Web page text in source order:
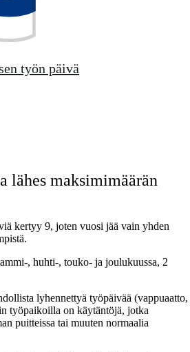
työn päivä
lähes maksimimäärän
kertyy 9, joten vuosi jää vain yhden
, huhti-, touko- ja joulukuussa, 2
lyhennettyä työpäivää (vappuaatto,
työpaikoilla on käytäntöjä, jotka
puitteissa tai muuten normaalia